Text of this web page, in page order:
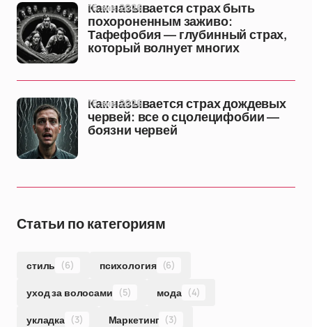
Как называется страх быть
похороненным заживо:
Тафефобия — глубинный страх,
который волнует многих
16 янв 2026
Как называется страх дождевых
червей: все о сцолецифобии —
боязни червей
16 янв 2026
Статьи по категориям
стиль (6) психология (6)
уход за волосами (5) мода (4)
укладка (3) Маркетинг (3)